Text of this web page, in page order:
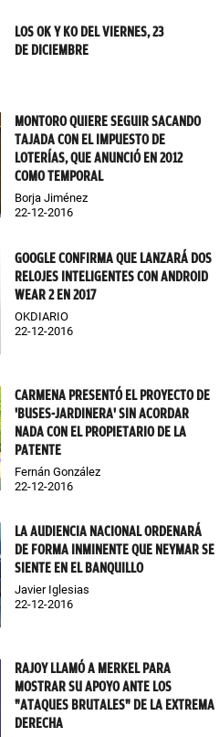
LOS OK Y KO DEL VIERNES, 23
DE DICIEMBRE
MONTORO QUIERE SEGUIR SACANDO
TAJADA CON EL IMPUESTO DE
LOTERÍAS, QUE ANUNCIÓ EN 2012
COMO TEMPORAL
Borja Jiménez
22-12-2016
GOOGLE CONFIRMA QUE LANZARÁ DOS
RELOJES INTELIGENTES CON ANDROID
WEAR 2 EN 2017
OKDIARIO
22-12-2016
CARMENA PRESENTÓ EL PROYECTO DE
'BUSES-JARDINERA' SIN ACORDAR
NADA CON EL PROPIETARIO DE LA
PATENTE
Fernán González
22-12-2016
LA AUDIENCIA NACIONAL ORDENARÁ
DE FORMA INMINENTE QUE NEYMAR SE
SIENTE EN EL BANQUILLO
Javier Iglesias
22-12-2016
RAJOY LLAMÓ A MERKEL PARA
MOSTRAR SU APOYO ANTE LOS
"ATAQUES BRUTALES" DE LA EXTREMA
DERECHA